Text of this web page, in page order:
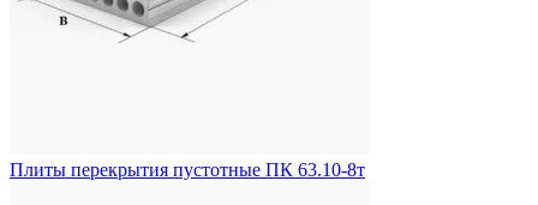
Плиты перекрытия пустотные ПК 63.10-8т